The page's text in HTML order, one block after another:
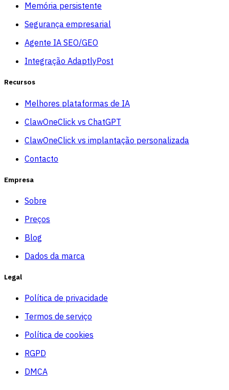
Memória persistente
Segurança empresarial
Agente IA SEO/GEO
Integração AdaptlyPost
Recursos
Melhores plataformas de IA
ClawOneClick vs ChatGPT
ClawOneClick vs implantação personalizada
Contacto
Empresa
Sobre
Preços
Blog
Dados da marca
Legal
Política de privacidade
Termos de serviço
Política de cookies
RGPD
DMCA